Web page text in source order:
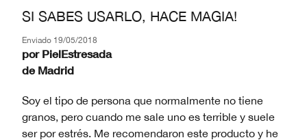
SI SABES USARLO, HACE MAGIA!
Enviado 19/05/2018
por PielEstresada
de Madrid
Soy el tipo de persona que normalmente no tiene
granos, pero cuando me sale uno es terrible y suele
ser por estrés. Me recomendaron este producto y he